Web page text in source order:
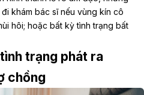
khám bác sĩ nếu vùng kín cô
hôi; hoặc bất kỳ tình trạng bất
trạng phát ra
chồng